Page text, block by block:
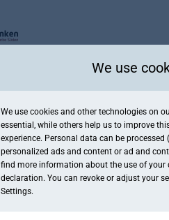
We use
We use cookies and other technologies on
essential, while others help us to improve
experience. Personal data can be processed
personalized ads and content or ad and
find more information about the use of your
declaration. You can revoke or adjust your
Settings.